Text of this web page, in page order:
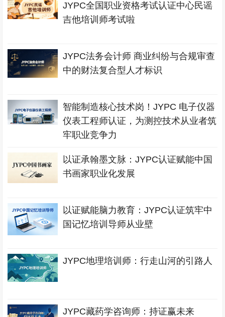
JYPC全国职业资格考试认证中心民谣
吉他培训师考试啦
JYPC法务会计师 商业纠纷与合规审查
中的财法复合型人才标识
智能制造核心技术岗！JYPC 电子仪器
仪表工程师认证，为测控技术从业者筑
牢职业竞争力
以证承翰墨文脉：JYPC认证赋能中国
书画家职业化发展
以证赋能脑力教育：JYPC认证筑牢中
国记忆培训导师从业壁
JYPC地理培训师：行走山河的引路人
JYPC藏药学咨询师：持证赢未来